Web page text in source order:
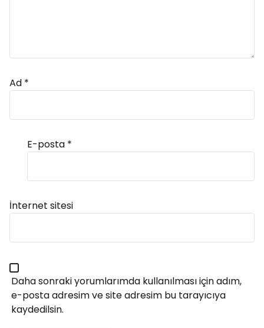
Ad *
E-posta *
İnternet sitesi
Daha sonraki yorumlarımda kullanılması için adım,
e-posta adresim ve site adresim bu tarayıcıya
kaydedilsin.
Alternative: